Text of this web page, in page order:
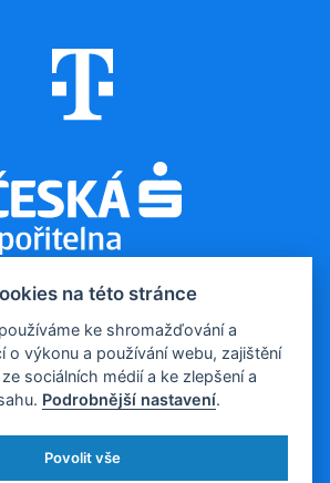
2026, Evropa v datech
média:tomas.odstrcil@dfmg.cz
sítě:
na této stránce
ke shromažďování a
o výkonu a používání webu, zajištění
sociálních médií a ke zlepšení a
Podrobnější nastavení.
Povolit vše